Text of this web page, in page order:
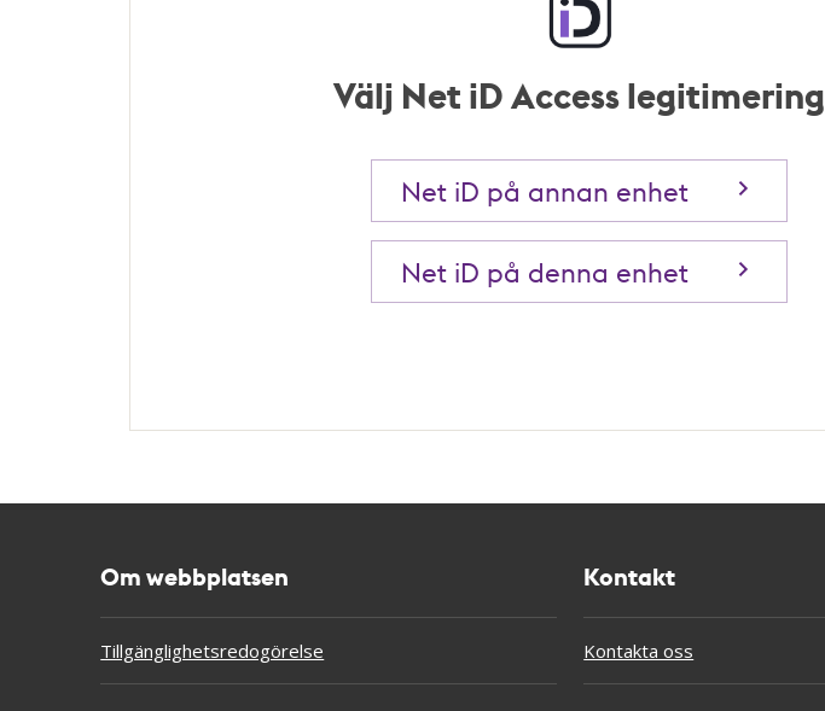
Välj Net iD Access legitimering
Net iD på annan enhet
Net iD på denna enhet
Om webbplatsen
Tillgänglighetsredogörelse
Kontakt
Kontakta oss